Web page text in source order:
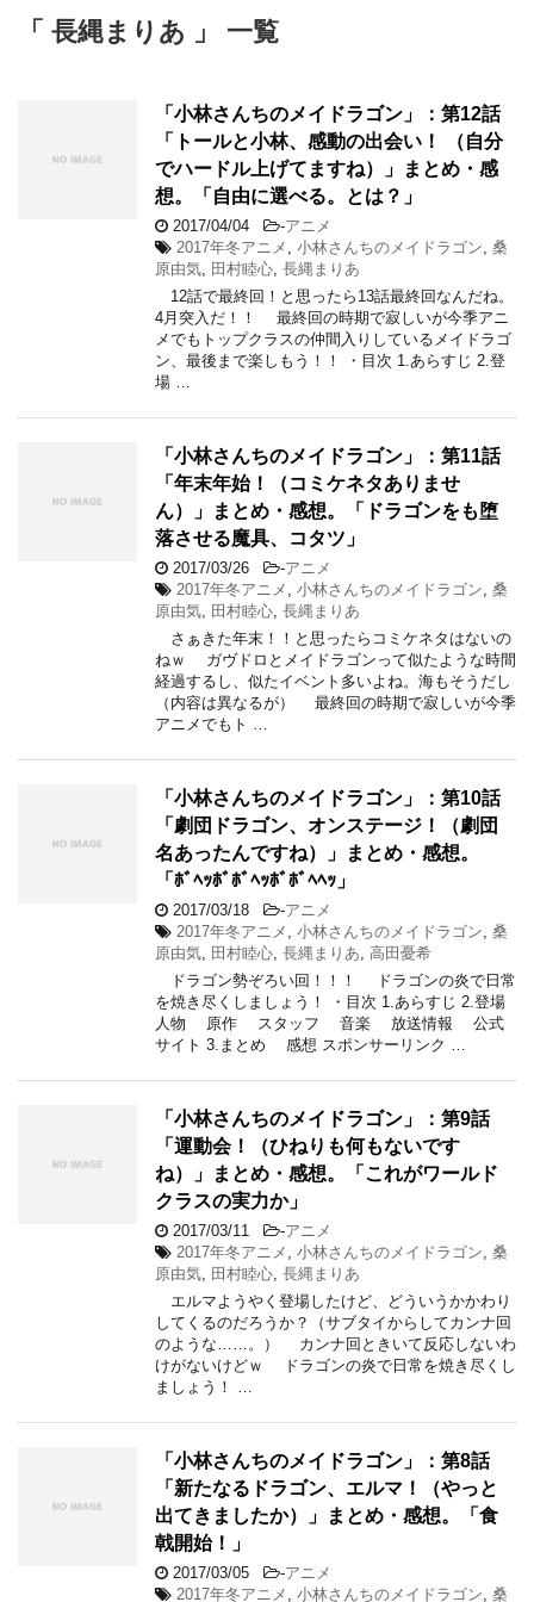
「 長縄まりあ 」 一覧
「小林さんちのメイドラゴン」：第12話
「トールと小林、感動の出会い！ （自分
でハードル上げてますね）」まとめ・感
想。「自由に選べる。とは？」
2017/04/04 -アニメ
2017年冬アニメ
小林さんちのメイドラゴン 桑
原由気 田村睦心 長縄まりあ
12話で最終回！と思ったら13話最終回なんだね。
4月突入だ！！ 最終回の時期で寂しいが今季アニ
メでもトップクラスの仲間入りしているメイドラゴ
ン、最後まで楽しもう！！ ・目次 1.あらすじ 2.登
場 …
「小林さんちのメイドラゴン」：第11話
「年末年始！（コミケネタありませ
ん）」まとめ・感想。「ドラゴンをも堕
落させる魔具、コタツ」
2017/03/26 -アニメ
2017年冬アニメ
小林さんちのメイドラゴン 桑
原由気 田村睦心 長縄まりあ
さぁきた年末！！と思ったらコミケネタはないの
ねｗ ガヴドロとメイドラゴンって似たような時間
経過するし、似たイベント多いよね。海もそうだし
（内容は異なるが） 最終回の時期で寂しいが今季
アニメでもト …
「小林さんちのメイドラゴン」：第10話
「劇団ドラゴン、オンステージ！（劇団
名あったんですね）」まとめ・感想。
「ﾎﾞﾍｯﾎﾞﾎﾞﾍｯﾎﾞﾎﾞﾍﾍｯ」
2017/03/18 -アニメ
2017年冬アニメ
小林さんちのメイドラゴン 桑
原由気 田村睦心 長縄まりあ 高田憂希
ドラゴン勢ぞろい回！！！ ドラゴンの炎で日常
を焼き尽くしましょう！ ・目次 1.あらすじ 2.登場
人物 原作 スタッフ 音楽 放送情報 公式
サイト 3.まとめ 感想 スポンサーリンク …
「小林さんちのメイドラゴン」：第9話
「運動会！（ひねりも何もないです
ね）」まとめ・感想。「これがワールド
クラスの実力か」
2017/03/11 -アニメ
2017年冬アニメ
小林さんちのメイドラゴン 桑
原由気 田村睦心 長縄まりあ
エルマようやく登場したけど、どういうかかわり
してくるのだろうか？（サブタイからしてカンナ回
のような……。） カンナ回ときいて反応しないわ
けがないけどｗ ドラゴンの炎で日常を焼き尽くし
ましょう！ …
「小林さんちのメイドラゴン」：第8話
「新たなるドラゴン、エルマ！（やっと
出てきましたか）」まとめ・感想。「食
戟開始！」
2017/03/05 -アニメ
2017年冬アニメ
小林さんちのメイドラゴン 桑